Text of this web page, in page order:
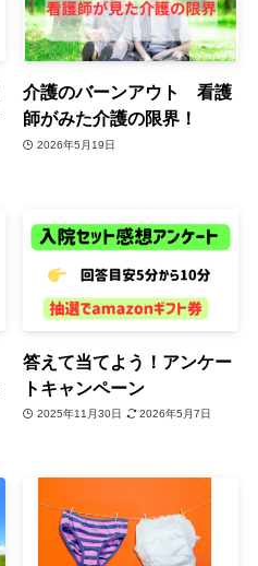
介護のバーンアウト 看護
師がみた介護の限界！
2026年5月19日
答えて当てよう！アンケー
トキャンペーン
2025年11月30日 2026年5月7日